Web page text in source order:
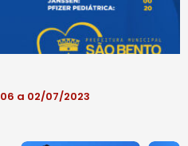
a 02/07/2023